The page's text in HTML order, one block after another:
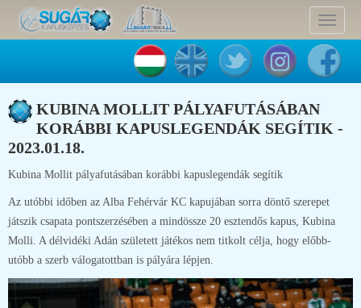
Toggle
KUBINA MOLLIT PÁLYAFUTÁSÁBAN
KORÁBBI KAPUSLEGENDÁK SEGÍTIK -
2023.01.18.
Kubina Mollit pályafutásában korábbi kapuslegendák segítik
Az utóbbi időben az Alba Fehérvár KC kapujában sorra döntő szerepet
játszik csapata pontszerzésében a mindössze 20 esztendős kapus, Kubina
Molli. A délvidéki Adán született játékos nem titkolt célja, hogy előbb-
utóbb a szerb válogatottban is pályára lépjen.